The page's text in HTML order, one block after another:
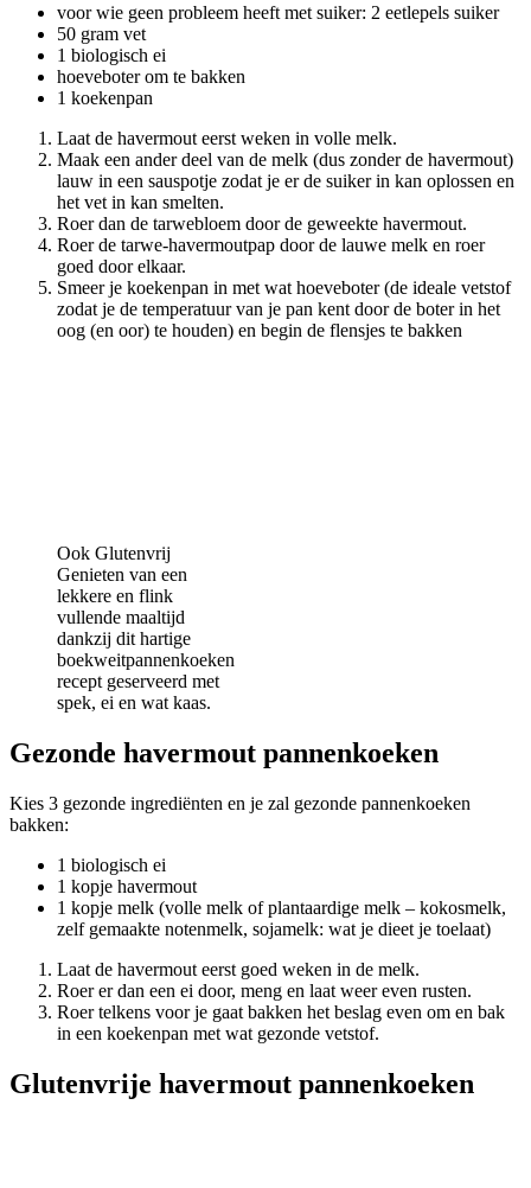
voor wie geen probleem heeft met suiker: 2 eetlepels suiker
50 gram vet
1 biologisch ei
hoeveboter om te bakken
1 koekenpan
Laat de havermout eerst weken in volle melk.
Maak een ander deel van de melk (dus zonder de havermout)
lauw in een sauspotje zodat je er de suiker in kan oplossen en
het vet in kan smelten.
Roer dan de tarwebloem door de geweekte havermout.
Roer de tarwe-havermoutpap door de lauwe melk en roer
goed door elkaar.
Smeer je koekenpan in met wat hoeveboter (de ideale vetstof
zodat je de temperatuur van je pan kent door de boter in het
oog (en oor) te houden) en begin de flensjes te bakken
Ook Glutenvrij
Genieten van een
lekkere en flink
vullende maaltijd
dankzij dit hartige
boekweitpannenkoeken
recept geserveerd met
spek, ei en wat kaas.
Gezonde havermout pannenkoeken
Kies 3 gezonde ingrediënten en je zal gezonde pannenkoeken
bakken:
1 biologisch ei
1 kopje havermout
1 kopje melk (volle melk of plantaardige melk – kokosmelk,
zelf gemaakte notenmelk, sojamelk: wat je dieet je toelaat)
Laat de havermout eerst goed weken in de melk.
Roer er dan een ei door, meng en laat weer even rusten.
Roer telkens voor je gaat bakken het beslag even om en bak
in een koekenpan met wat gezonde vetstof.
Glutenvrije havermout pannenkoeken